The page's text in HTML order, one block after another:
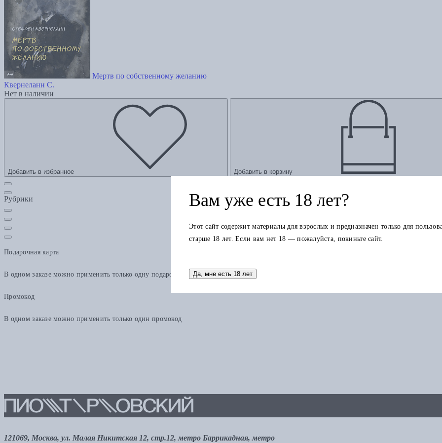
Мертв по собственному желанию
Квернеланн С.
Нет в наличии
Добавить в избранное Добавить в корзину
Рубрики
Подарочная карта
В одном заказе можно применить только одну подарочную карту. Остаток по карте можно использовать в других заказах.
Промокод
В одном заказе можно применить только один промокод
121069, Москва, ул. Малая Никитская 12, стр.12, метро Баррикадная, метро
Вам уже есть 18 лет?
Этот сайт содержит материалы для взрослых и предназначен только для
старше 18 лет. Если вам нет 18 — пожалуйста, покиньте сайт.
Да, мне есть 18 лет